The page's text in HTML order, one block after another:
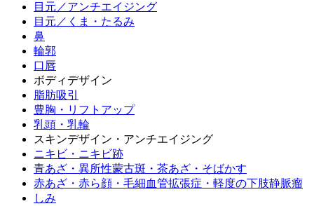
目元／アンチエイジング
目元／くま・たるみ
鼻
輪郭
口唇
ボディデザイン
脂肪吸引
豊胸・リフトアップ
乳頭・乳輪
スキンデザイン・アンチエイジング
ニキビ・ニキビ跡
青あざ・異所性蒙古斑・茶あざ・そばかす
赤あざ・赤ら顔・毛細血管拡張症・軽度の下肢静脈瘤
しみ